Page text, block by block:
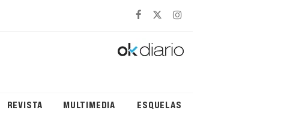
REVISTA MULTIMEDIA ESQUELAS